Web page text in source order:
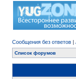
Сообщения без ответов |
Список форумов